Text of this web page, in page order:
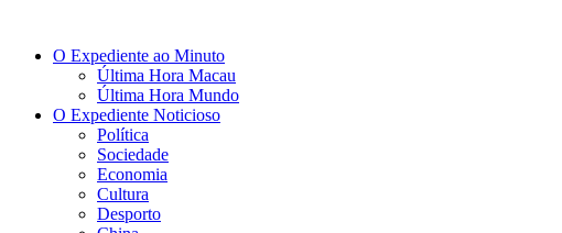
O Expediente ao Minuto
Última Hora Macau
Última Hora Mundo
O Expediente Noticioso
Política
Sociedade
Economia
Cultura
Desporto